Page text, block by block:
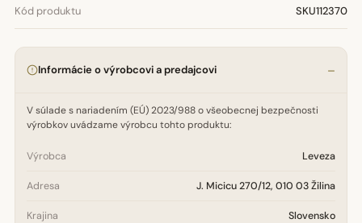
Kód produktu SKU112370
Informácie o výrobcovi a predajcovi
V súlade s nariadením (EÚ) 2023/988 o všeobecnej bezpečnosti
výrobkov uvádzame výrobcu tohto produktu:
Výrobca Leveza
Adresa J. Micicu 270/12, 010 03 Žilina
Krajina Slovensko